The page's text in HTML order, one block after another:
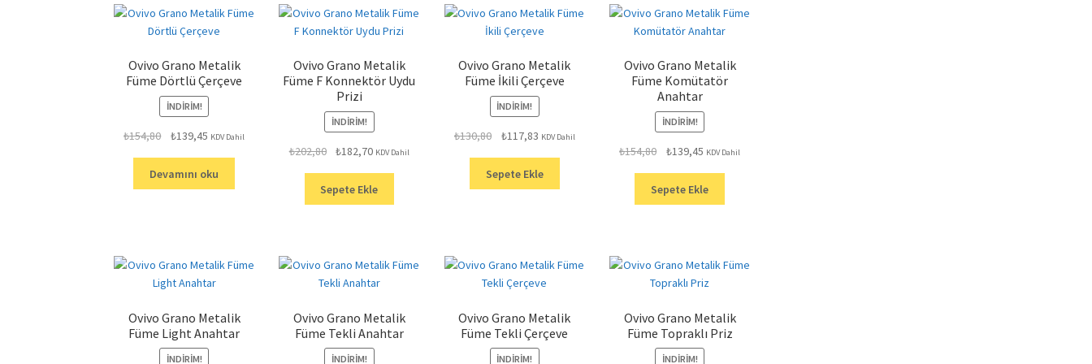
Ovivo Grano Metalik
Füme Dörtlü Çerçeve
İNDIRIM!
₺154,80
Orijinal
₺154,80.
₺139,45 Şu
fiyat:
₺139,45.
KDV Dahil
Devamını oku
Ovivo Grano Metalik
Füme F Konnektör Uydu
Prizi
İNDIRIM!
₺202,80
Orijinal
₺202,80.
₺182,70Şu
fiyat:
₺182,70.
KDV Dahil
Sepete Ekle
Ovivo Grano Metalik
Füme İkili Çerçeve
İNDIRIM!
₺130,80
Orijinal
₺130,80.
₺117,83Şu
fiyat:
₺117,83.
KDV Dahil
Sepete Ekle
Ovivo Grano Metalik
Füme Komütatör
Anahtar
İNDIRIM!
₺154,80
Orijinal
₺154,80.
₺139,45Şu
fiyat:
₺139,45.
KDV Dahil
Sepete Ekle
Ovivo Grano Metalik
Füme Light Anahtar
İNDIRIM!
Ovivo Grano Metalik
Füme Tekli Anahtar
İNDIRIM!
Ovivo Grano Metalik
Füme Tekli Çerçeve
İNDIRIM!
Ovivo Grano Metalik
Füme Topraklı Priz
İNDIRIM!